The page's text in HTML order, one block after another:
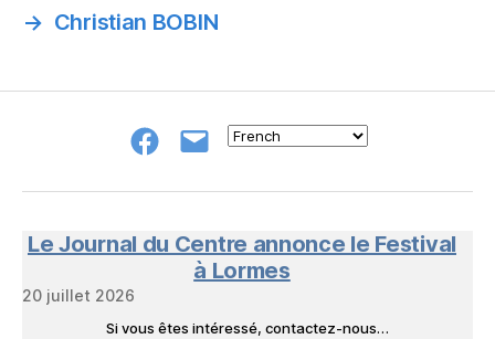
→ Christian BOBIN
Groupe
NeL
E-
à
Livres
Le Journal du Centre annonce le Festival
à Lormes
20 juillet 2026
Si vous êtes intéressé, contactez-nous…